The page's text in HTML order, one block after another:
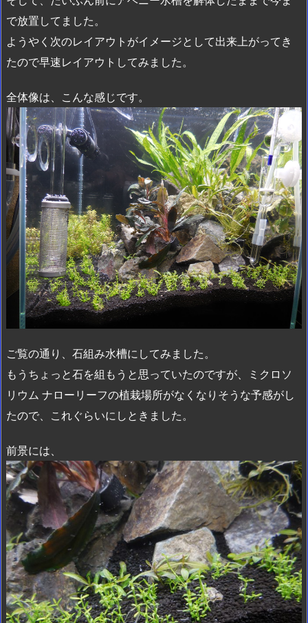
で放置してました。
ようやく次のレイアウトがイメージとして出来上がってき
たので早速レイアウトしてみました。
全体像は、こんな感じです。
ご覧の通り、石組み水槽にしてみました。
もうちょっと石を組もうと思っていたのですが、ミクロソ
リウム ナローリーフの植栽場所がなくなりそうな予感がし
たので、これぐらいにしときました。
前景には、